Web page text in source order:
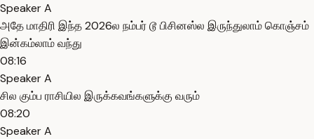
Speaker A
அதே மாதிரி இந்த 2026ல நம்பர் டூ பிசினஸ்ல இருந்துலாம் கொஞ்சம்
இன்கம்லாம் வந்து
08:16
Speaker A
சில கும்ப ராசியில இருக்கவங்களுக்கு வரும்
08:20
Speaker A